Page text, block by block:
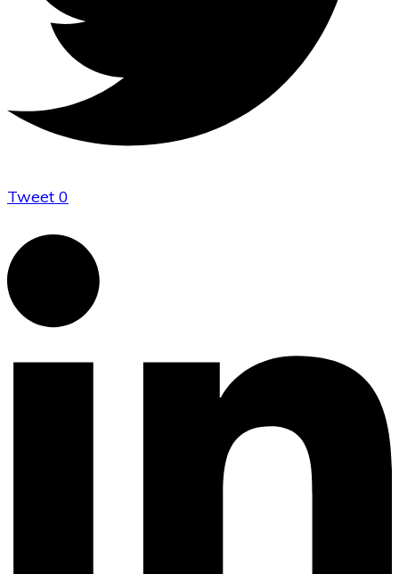
Tweet 0